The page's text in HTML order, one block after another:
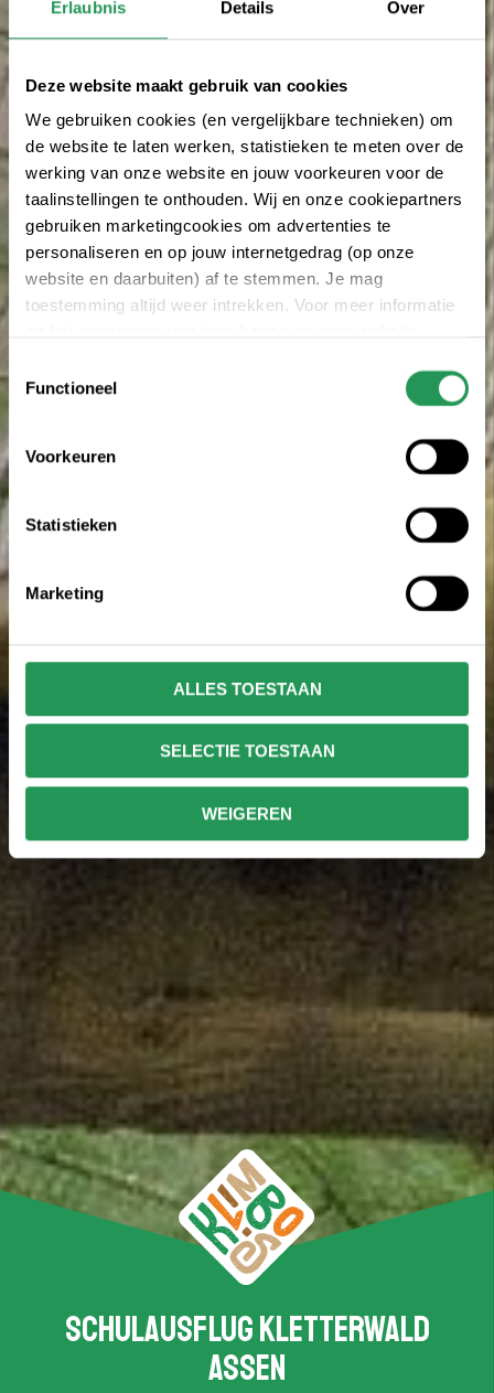
Erlaubnis Details Over
Deze website maakt gebruik van cookies
We gebruiken cookies (en vergelijkbare technieken) om
de website te laten werken, statistieken te meten over de
werking van onze website en jouw voorkeuren voor de
taalinstellingen te onthouden. Wij en onze cookiepartners
gebruiken marketingcookies om advertenties te
personaliseren en op jouw internetgedrag (op onze
website en daarbuiten) af te stemmen. Je mag
toestemming altijd weer intrekken. Voor meer informatie
Functioneel
Voorkeuren
Statistieken
Marketing
ALLES TOESTAAN
SELECTIE TOESTAAN
WEIGEREN
Schulausflug Kletterwald
Assen